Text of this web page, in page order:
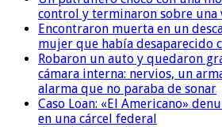
control y terminaron sobre una
Encontraron muerta en un
mujer que había desaparecido
Robaron un auto y quedaron
cámara interna: nervios, un
alarma que no paraba de sonar
Caso Loan: «El Americano»
en una cárcel federal